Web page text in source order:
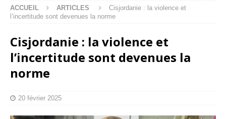
ACCUEIL ARTICLES
Cisjordanie : la violence et
l’incertitude sont devenues la norme
Cisjordanie : la violence et
l’incertitude sont devenues la
norme
20 février 2025